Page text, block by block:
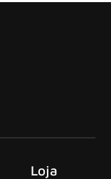
Loja